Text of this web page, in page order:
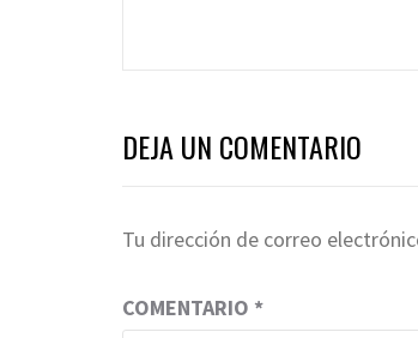
DEJA UN COMENTARIO
Tu dirección de correo
COMENTARIO *